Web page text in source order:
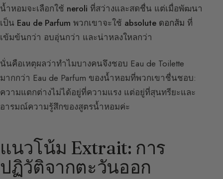
น้ำหอมจะเลือกใช้ neroli ที่สว่างและสดชื่น แต่เมื่อพัฒนา
เป็น Eau de Parfum พวกเขาจะใช้ absolute ดอกส้ม ที่
เข้มข้นกว่า อบอุ่นกว่า และน่าหลงใหลกว่า
นั่นคือเหตุผลว่าทำไมบางคนจึงชอบ Eau de Toilette
มากกว่า Eau de Parfum ของน้ำหอมที่พวกเขาชื่นชอบ:
ความแตกต่างไม่ได้อยู่ที่ความแรง แต่อยู่ที่สุนทรียะและ
อารมณ์ความรู้สึกของสูตรน้ำหอมค่ะ
แนวโน้ม Extrait: การ
ปฏิวัติจากตะวันออก